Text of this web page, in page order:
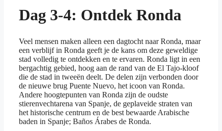
Dag 3-4: Ontdek Ronda
Veel mensen maken alleen een dagtocht naar Ronda, maar
een verblijf in Ronda geeft je de kans om deze geweldige
stad volledig te ontdekken en te ervaren. Ronda ligt in een
bergachtig gebied, hoog aan de rand van de El Tajo-kloof
die de stad in tweeën deelt. De delen zijn verbonden door
de nieuwe brug Puente Nuevo, het icoon van Ronda.
Andere hoogtepunten van Ronda zijn de oudste
stierenvechtarena van Spanje, de geplaveide straten van
het historische centrum en de best bewaarde Arabische
baden in Spanje; Baños Árabes de Ronda.